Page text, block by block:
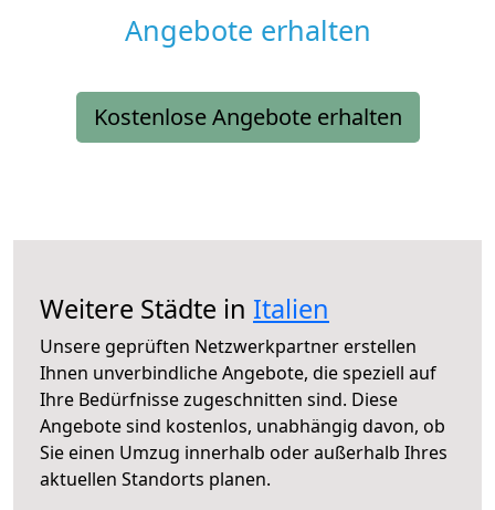
Angebote erhalten
Kostenlose Angebote erhalten
Weitere Städte in Italien
Unsere geprüften Netzwerkpartner erstellen
Ihnen unverbindliche Angebote, die speziell auf
Ihre Bedürfnisse zugeschnitten sind. Diese
Angebote sind kostenlos, unabhängig davon, ob
Sie einen Umzug innerhalb oder außerhalb Ihres
aktuellen Standorts planen.